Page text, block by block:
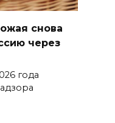
снова
через
года